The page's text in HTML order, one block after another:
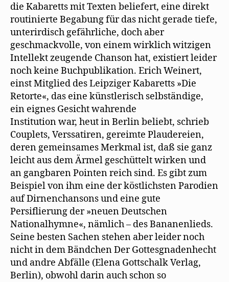
die Kabaretts mit Texten beliefert, eine direkt
routinierte Begabung für das nicht gerade tiefe,
unterirdisch gefährliche, doch aber
geschmackvolle, von einem wirklich witzigen
Intellekt zeugende Chanson hat, existiert leider
noch keine Buchpublikation. Erich Weinert,
einst Mitglied des Leipziger Kabaretts »Die
Retorte«, das eine künstlerisch selbständige,
ein eignes Gesicht wahrende
Institution war, heut in Berlin beliebt, schrieb
Couplets, Verssatiren, gereimte Plaudereien,
deren gemeinsames Merkmal ist, daß sie ganz
leicht aus dem Ärmel geschüttelt wirken und
an gangbaren Pointen reich sind. Es gibt zum
Beispiel von ihm eine der köstlichsten Parodien
auf Dirnenchansons und eine gute
Persiflierung der »neuen Deutschen
Nationalhymne«, nämlich – des Bananenlieds.
Seine besten Sachen stehen aber leider noch
nicht in dem Bändchen Der Gottesgnadenhecht
und andre Abfälle (Elena Gottschalk Verlag,
Berlin), obwohl darin auch schon so